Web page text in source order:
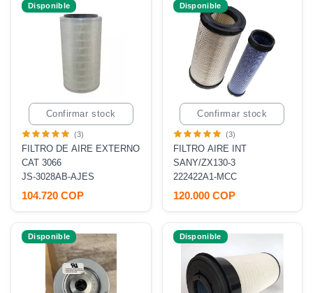
Confirmar stock
Disponible
(3)
FILTRO DE AIRE EXTERNO
CAT 3066
JS-3028AB-AJES
104.720 COP
Confirmar stock
Disponible
(3)
FILTRO AIRE INT
SANY/ZX130-3
222422A1-MCC
120.000 COP
Disponible Disponible